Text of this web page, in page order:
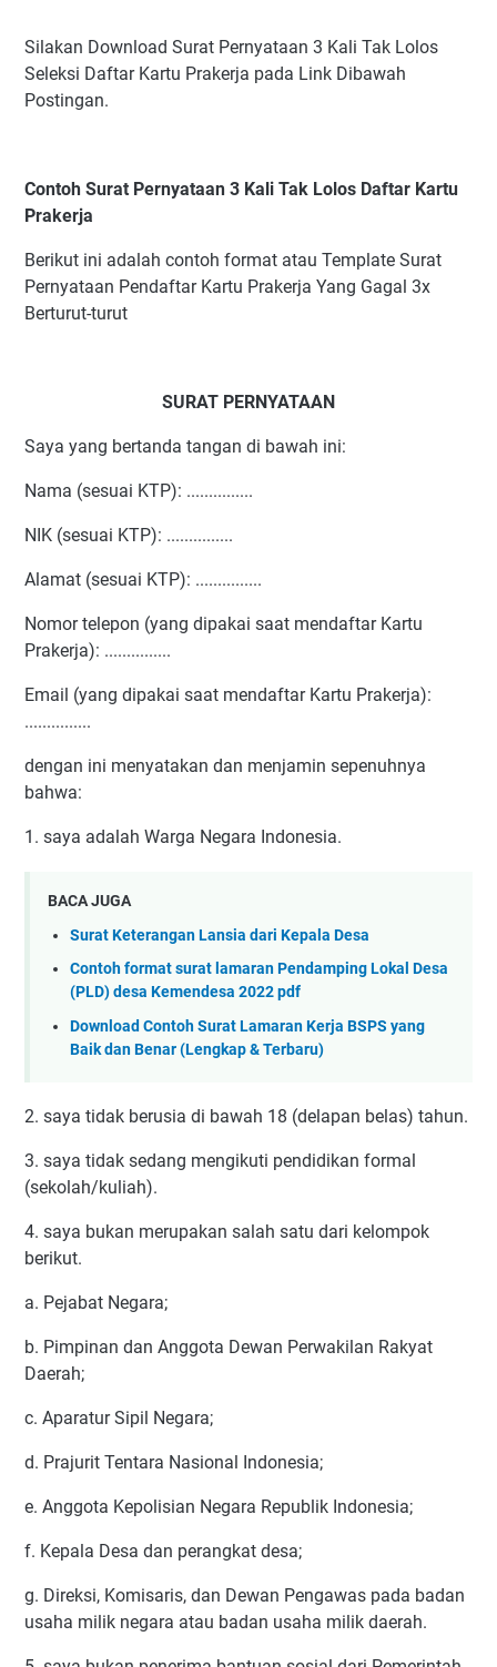
Silakan Download Surat Pernyataan 3 Kali Tak Lolos
Seleksi Daftar Kartu Prakerja pada Link Dibawah
Postingan.
Contoh Surat Pernyataan 3 Kali Tak Lolos Daftar Kartu
Prakerja
Berikut ini adalah contoh format atau Template Surat
Pernyataan Pendaftar Kartu Prakerja Yang Gagal 3x
Berturut-turut
SURAT PERNYATAAN
Saya yang bertanda tangan di bawah ini:
Nama (sesuai KTP): ...............
NIK (sesuai KTP): ...............
Alamat (sesuai KTP): ...............
Nomor telepon (yang dipakai saat mendaftar Kartu
Prakerja): ...............
Email (yang dipakai saat mendaftar Kartu Prakerja):
...............
dengan ini menyatakan dan menjamin sepenuhnya
bahwa:
1. saya adalah Warga Negara Indonesia.
BACA JUGA
Surat Keterangan Lansia dari Kepala Desa
Contoh format surat lamaran Pendamping Lokal Desa
(PLD) desa Kemendesa 2022 pdf
Download Contoh Surat Lamaran Kerja BSPS yang
Baik dan Benar (Lengkap & Terbaru)
2. saya tidak berusia di bawah 18 (delapan belas) tahun.
3. saya tidak sedang mengikuti pendidikan formal
(sekolah/kuliah).
4. saya bukan merupakan salah satu dari kelompok
berikut.
a. Pejabat Negara;
b. Pimpinan dan Anggota Dewan Perwakilan Rakyat
Daerah;
c. Aparatur Sipil Negara;
d. Prajurit Tentara Nasional Indonesia;
e. Anggota Kepolisian Negara Republik Indonesia;
f. Kepala Desa dan perangkat desa;
g. Direksi, Komisaris, dan Dewan Pengawas pada badan
usaha milik negara atau badan usaha milik daerah.